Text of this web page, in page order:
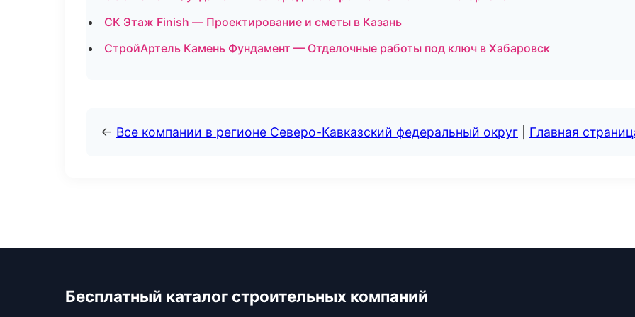
СК Этаж Finish — Проектирование и сметы в Казань
СтройАртель Камень Фундамент — Отделочные работы под ключ в Хабаровск
← Все компании в регионе Северо-Кавказский федеральный округ Главная
Бесплатный каталог строительных компаний